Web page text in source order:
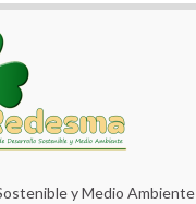
y Medio Ambiente